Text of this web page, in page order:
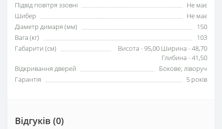
Підвід повітря ззовні
Не має
Шибер
Не має
Діаметр димаря (мм)
150
Вага (кг)
103
Габарити (см)
Висота - 95,00 Ширина - 48,70
Глибина - 41,50
Відкривання дверей
Бокове; ліворуч
Гарантія
5 років
Відгуків (0)